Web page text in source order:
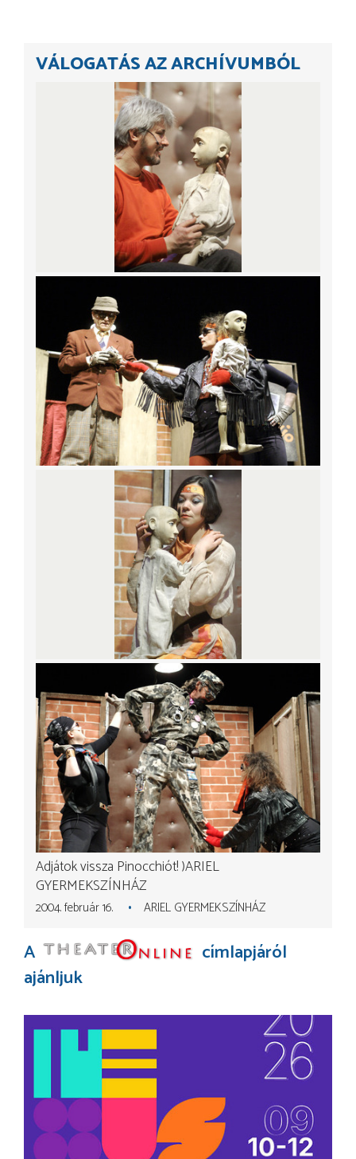
VÁLOGATÁS AZ ARCHÍVUMBÓL
Adjátok vissza Pinocchiót! ARIEL
GYERMEKSZÍNHÁZ
2004. február 16. ARIEL GYERMEKSZÍNHÁZ
A
címlapjáról
ajánljuk